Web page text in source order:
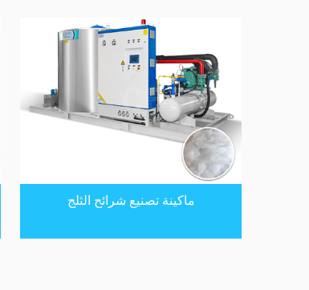
ماكينة تصنيع شرائح الثلج